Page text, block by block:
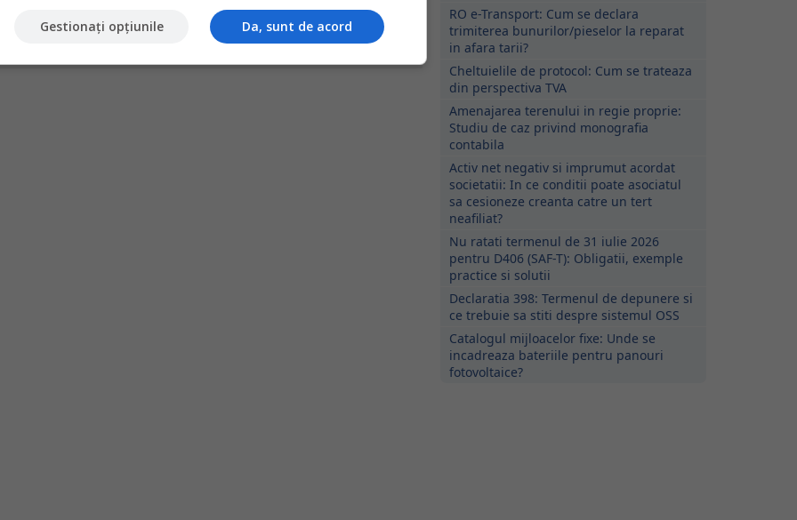
RO e-Transport: Cum se declara
trimiterea bunurilor/pieselor la reparat
in afara tarii?
Cheltuielile de protocol: Cum se trateaza
din perspectiva TVA
Amenajarea terenului in regie proprie:
Studiu de caz privind monografia
contabila
Activ net negativ si imprumut acordat
societatii: In ce conditii poate asociatul
sa cesioneze creanta catre un tert
neafiliat?
Nu ratati termenul de 31 iulie 2026
pentru D406 (SAF-T): Obligatii, exemple
practice si solutii
Declaratia 398: Termenul de depunere si
ce trebuie sa stiti despre sistemul OSS
Catalogul mijloacelor fixe: Unde se
incadreaza bateriile pentru panouri
fotovoltaice?
Da, sunt de acord
Gestionați opțiunile